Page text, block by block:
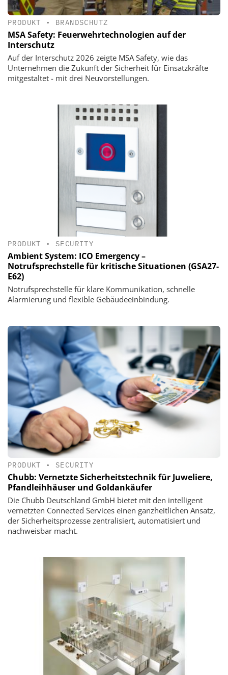
PRODUKT • BRANDSCHUTZ
MSA Safety: Feuerwehrtechnologien auf der
Interschutz
Auf der Interschutz 2026 zeigte MSA Safety, wie das
Unternehmen die Zukunft der Sicherheit für Einsatzkräfte
mitgestaltet - mit drei Neuvorstellungen.
PRODUKT • SECURITY
Ambient System: ICO Emergency –
Notrufsprechstelle für kritische Situationen (GSA27-
E62)
Notrufsprechstelle für klare Kommunikation, schnelle
Alarmierung und flexible Gebäudeeinbindung.
PRODUKT • SECURITY
Chubb: Vernetzte Sicherheitstechnik für Juweliere,
Pfandleihhäuser und Goldankäufer
Die Chubb Deutschland GmbH bietet mit den intelligent
vernetzten Connected Services einen ganzheitlichen Ansatz,
der Sicherheitsprozesse zentralisiert, automatisiert und
nachweisbar macht.